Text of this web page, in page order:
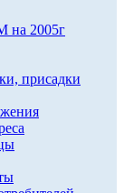
2005г
присадки